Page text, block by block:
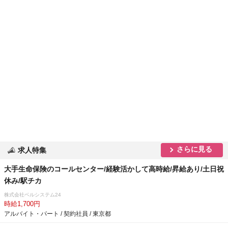
求人特集 さらに見る
大手生命保険のコールセンター/経験活かして高時給/昇給あり/土日祝
休み/駅チカ
株式会社ベルシステム24
時給1,700円
アルバイト・パート / 契約社員 / 東京都